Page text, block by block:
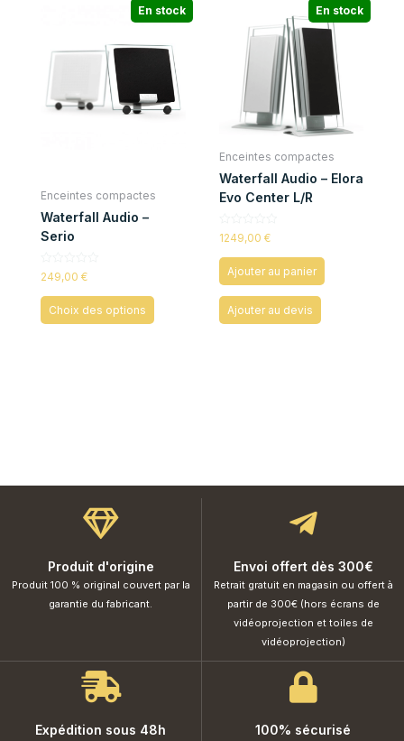
En stock
Enceintes compactes
Waterfall Audio –
Serio
Note
0
sur
249,00 €
Choix des options
En stock
Enceintes compactes
Waterfall Audio – Elora
Evo Center L/R
Note
0
sur
1249,00 €
Ajouter au panier
Ajouter au devis
Produit d'origine
Produit 100 % original couvert par la
garantie du fabricant.
Envoi offert dès 300€
Retrait gratuit en magasin ou offert à
partir de 300€ (hors écrans de
vidéoprojection et toiles de
vidéoprojection)
Expédition sous 48h 100% sécurisé